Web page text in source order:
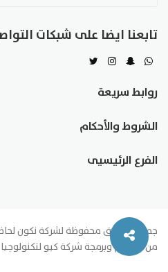
تابعنا ايضا على شبكات
روابط سريعة
الشروط والأحكام
الفرع الرئيسيى
من تصميم وبرمجة شركة كيو